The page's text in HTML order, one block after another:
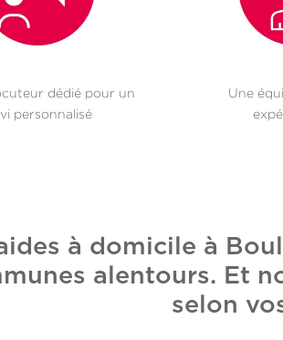
dédié pour un
personnalisé
Une
à domicile à
alentours. Et
selon